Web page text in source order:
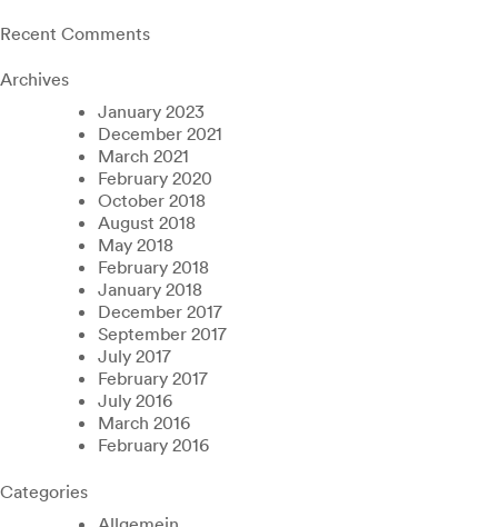
Recent Comments
Archives
January 2023
December 2021
March 2021
February 2020
October 2018
August 2018
May 2018
February 2018
January 2018
December 2017
September 2017
July 2017
February 2017
July 2016
March 2016
February 2016
Categories